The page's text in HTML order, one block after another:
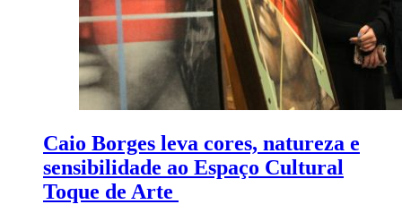
Caio Borges leva cores, natureza e
sensibilidade ao Espaço Cultural
Toque de Arte